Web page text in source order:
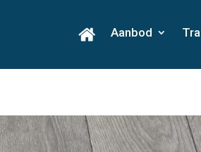
Aanbod